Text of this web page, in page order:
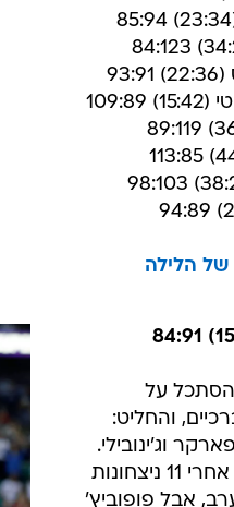
את הגריזליס
במערב.
גולדן סטייט,
יוסטון ופיניקס ממשיכות
של הלילה